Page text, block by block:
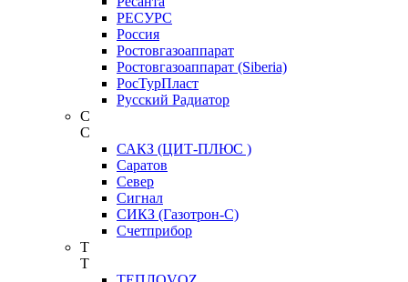
РЕСУРС
Россия
Ростовгазоаппарат
Ростовгазоаппарат (Siberia)
РосТурПласт
Русский Радиатор
С
С
САКЗ (ЦИТ-ПЛЮС )
Саратов
Север
Сигнал
СИКЗ (Газотрон-С)
Счетприбор
Т
Т